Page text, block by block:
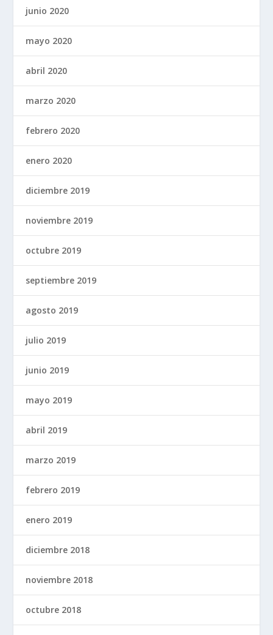
junio 2020
mayo 2020
abril 2020
marzo 2020
febrero 2020
enero 2020
diciembre 2019
noviembre 2019
octubre 2019
septiembre 2019
agosto 2019
julio 2019
junio 2019
mayo 2019
abril 2019
marzo 2019
febrero 2019
enero 2019
diciembre 2018
noviembre 2018
octubre 2018